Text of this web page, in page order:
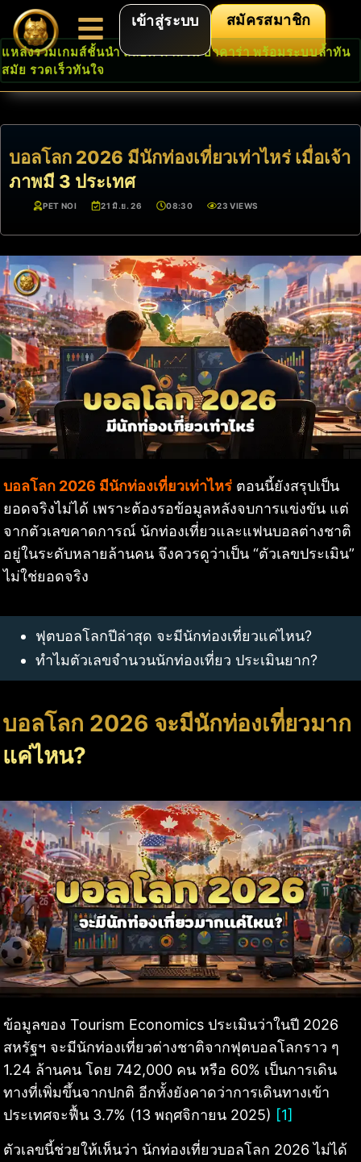
เข้าสู่ระบบ สมัครสมาชิก
แหล่งรวมเกมส์ชั้นนำ สล็อต คาสิโน บาคาร่า พร้อมระบบล้ำทัน
สมัย รวดเร็วทันใจ
บอลโลก 2026 มีนักท่องเที่ยวเท่าไหร่ เมื่อเจ้า
ภาพมี 3 ประเทศ
PET NOI 21 มิ.ย. 26 08:30 23 VIEWS
บอลโลก 2026 มีนักท่องเที่ยวเท่าไหร่ ตอนนี้ยังสรุปเป็น
ยอดจริงไม่ได้ เพราะต้องรอข้อมูลหลังจบการแข่งขัน แต่
จากตัวเลขคาดการณ์ นักท่องเที่ยวและแฟนบอลต่างชาติ
อยู่ในระดับหลายล้านคน จึงควรดูว่าเป็น “ตัวเลขประเมิน”
ไม่ใช่ยอดจริง
ฟุตบอลโลกปีล่าสุด จะมีนักท่องเที่ยวแค่ไหน?
ทำไมตัวเลขจำนวนนักท่องเที่ยว ประเมินยาก?
บอลโลก 2026 จะมีนักท่องเที่ยวมาก
แค่ไหน?
ข้อมูลของ Tourism Economics ประเมินว่าในปี 2026
สหรัฐฯ จะมีนักท่องเที่ยวต่างชาติจากฟุตบอลโลกราว ๆ
1.24 ล้านคน โดย 742,000 คน หรือ 60% เป็นการเดิน
ทางที่เพิ่มขึ้นจากปกติ อีกทั้งยังคาดว่าการเดินทางเข้า
ประเทศจะฟื้น 3.7% (13 พฤศจิกายน 2025) [1]
ตัวเลขนี้ช่วยให้เห็นว่า นักท่องเที่ยวบอลโลก 2026 ไม่ได้